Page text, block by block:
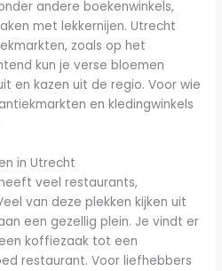
andere boekenwinkels,
met lekkernijen. Utrecht
zoals op het
kun je verse bloemen
en kazen uit de regio. Voor wie
en kledingwinkels
in Utrecht
veel restaurants,
van deze plekken kijken uit
een gezellig plein. Je vindt er
koffiezaak tot een
restaurant. Voor liefhebbers